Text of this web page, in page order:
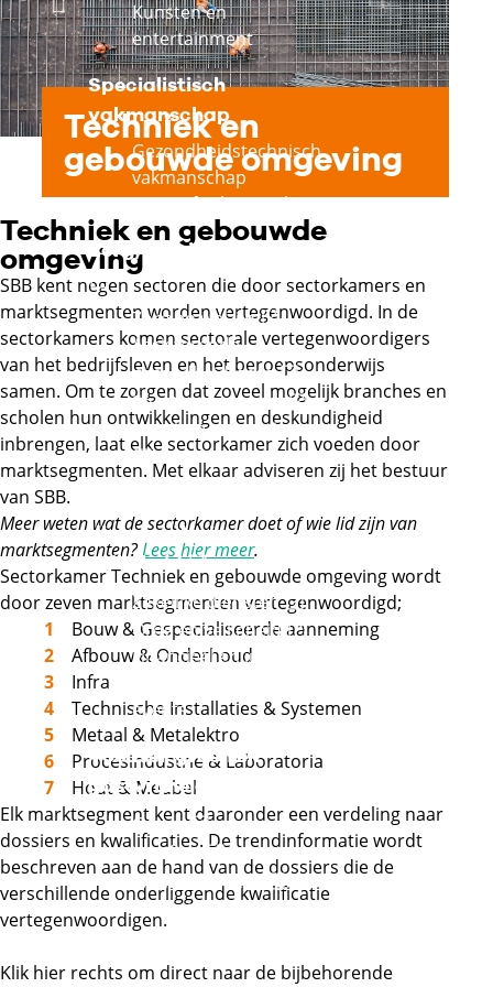
Kunsten en
entertainment
Specialistisch
vakmanschap
Gezondheidstechnisch
vakmanschap
Creatief vakmanschap
Zorg, welzijn en sport
Externe link
Zorg en welzijn
Externe link
Assisterende
gezondheidszorg
Externe link
Sport en bewegen
Externe link
Uiterlijke verzorging
Externe link
dienstverlening en
veiligheid
Externe link
Zakelijke diensten
Externe link
Orde en veiligheid
Externe link
Financieel en juridisch
events
Voedsel, groen en
gastvrijheid
Groen
Externe link
Voeding
Externe link
Winkelambacht
Externe link
Gastvrijheid
Externe link
Techniek en
gebouwde omgeving
Techniek en gebouwde
omgeving
SBB kent negen sectoren die door sectorkamers en
marktsegmenten worden vertegenwoordigd. In de
sectorkamers komen sectorale vertegenwoordigers
van het bedrijfsleven en het beroepsonderwijs
samen. Om te zorgen dat zoveel mogelijk branches en
scholen hun ontwikkelingen en deskundigheid
inbrengen, laat elke sectorkamer zich voeden door
marktsegmenten. Met elkaar adviseren zij het bestuur
van SBB.
Meer weten wat de sectorkamer doet of wie lid zijn van
marktsegmenten?Lees hier meer.
Sectorkamer Techniek en gebouwde omgeving wordt
door zeven marktsegmenten vertegenwoordigd;
Bouw & Gespecialiseerde aanneming
Afbouw & Onderhoud
Infra
Technische Installaties & Systemen
Metaal & Metalektro
Procesindustrie & Laboratoria
Hout & Meubel
Elk marktsegment kent daaronder een verdeling naar
dossiers en kwalificaties. De trendinformatie wordt
beschreven aan de hand van de dossiers die de
verschillende onderliggende kwalificatie
vertegenwoordigen.
Klik hier rechts om direct naar de bijbehorende